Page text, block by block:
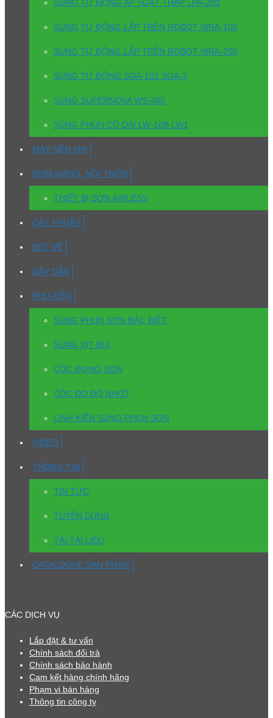
SÚNG TỰ ĐỘNG ÁP SUẤT THẤP LPA-200
SÚNG TỰ ĐỘNG LẮP TRÊN ROBOT WRA-100
SÚNG TỰ ĐỘNG LẮP TRÊN ROBOT WRA-200
SÚNG TỰ ĐỘNG SGA-101 SGA-3
SÚNG SUPERNOVA WS-400
SÚNG PHUN CỔ DÀI LW-10B LW1
MÁY NÉN KHÍ
BƠM MÀNG, NỒI TRỘN
THIẾT BỊ SƠN AIRLESS
CÂY KHUẤY
BÚT VẼ
DÂY DẪN
PHỤ KIỆN
SÚNG PHUN SƠN ĐẶC BIỆT
SÚNG XỊT BỤI
CỐC ĐỰNG SƠN
CỐC ĐO ĐỘ NHỚT
LINH KIỆN SÚNG PHUN SƠN
VIDEO
THÔNG TIN
TIN TỨC
TUYỂN DỤNG
TẢI TÀI LIỆU
CATALOGUE SẢN PHẨM
CÁC DỊCH VỤ
Lắp đặt & tư vấn
Chính sách đổi trả
Chính sách bảo hành
Cam kết hàng chính hãng
Phạm vi bán hàng
Thông tin công ty